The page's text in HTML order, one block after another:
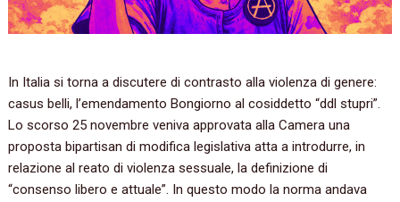
In Italia si torna a discutere di contrasto alla violenza di genere:
casus belli, l’emendamento Bongiorno al cosiddetto “ddl stupri”.
Lo scorso 25 novembre veniva approvata alla Camera una
proposta bipartisan di modifica legislativa atta a introdurre, in
relazione al reato di violenza sessuale, la definizione di
“consenso libero e attuale”. In questo modo la norma andava